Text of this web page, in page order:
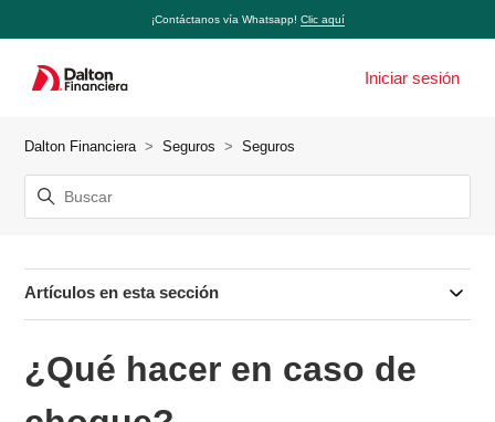
¡Contáctanos vía Whatsapp! Clic aquí
Iniciar sesión
Dalton Financiera Seguros Seguros
Artículos en esta sección
¿Qué hacer en caso de